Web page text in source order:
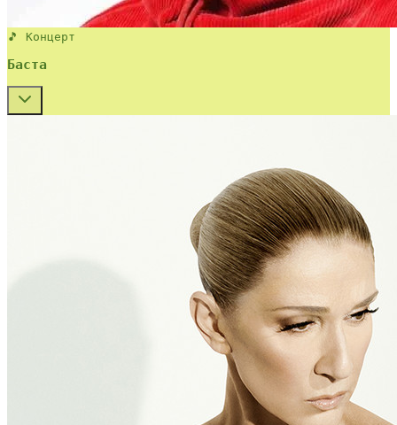
🎵 Концерт
Баста